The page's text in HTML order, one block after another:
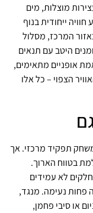
מוצלות, מים
ייחודית בנוף
המרכז, מסלול
היטב עם תנאים
אופניים מתאימים,
הצפוי – כל אלו
תפקיד מרכזי. אך
בטווח הארוך.
לא עמידים
פחות נעימה. מנגד,
או סיבי פחמן,